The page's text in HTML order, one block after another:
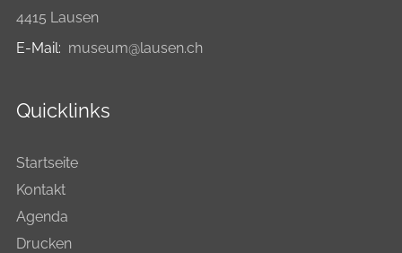
4415 Lausen
E-Mail: museum@lausen.ch
Quicklinks
Startseite
Kontakt
Agenda
Drucken